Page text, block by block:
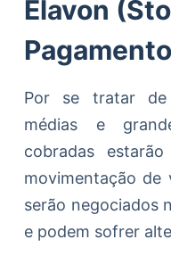
Elavon
Por se tratar de
médias e
cobradas
movimentação de
serão negociados
e podem sofrer